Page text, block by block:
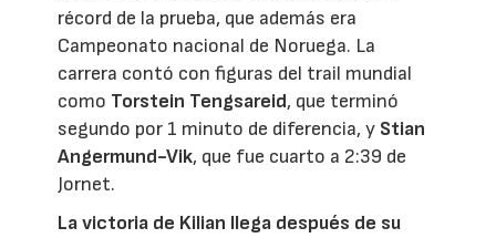
récord de la prueba, que además era
Campeonato nacional de Noruega. La
carrera contó con figuras del trail mundial
como Torstein Tengsareid, que terminó
segundo por 1 minuto de diferencia, y Stian
Angermund-Vik, que fue cuarto a 2:39 de
Jornet.
La victoria de Kilian llega después de su